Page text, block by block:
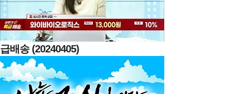
급배송 (20240405)